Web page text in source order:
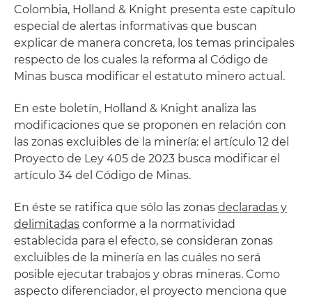
Colombia, Holland & Knight presenta este capítulo
especial de alertas informativas que buscan
explicar de manera concreta, los temas principales
respecto de los cuales la reforma al Código de
Minas busca modificar el estatuto minero actual.
En este boletín, Holland & Knight analiza las
modificaciones que se proponen en relación con
las zonas excluibles de la minería: el artículo 12 del
Proyecto de Ley 405 de 2023 busca modificar el
artículo 34 del Código de Minas.
En éste se ratifica que sólo las zonas declaradas y
delimitadas conforme a la normatividad
establecida para el efecto, se consideran zonas
excluibles de la minería en las cuáles no será
posible ejecutar trabajos y obras mineras. Como
aspecto diferenciador, el proyecto menciona que